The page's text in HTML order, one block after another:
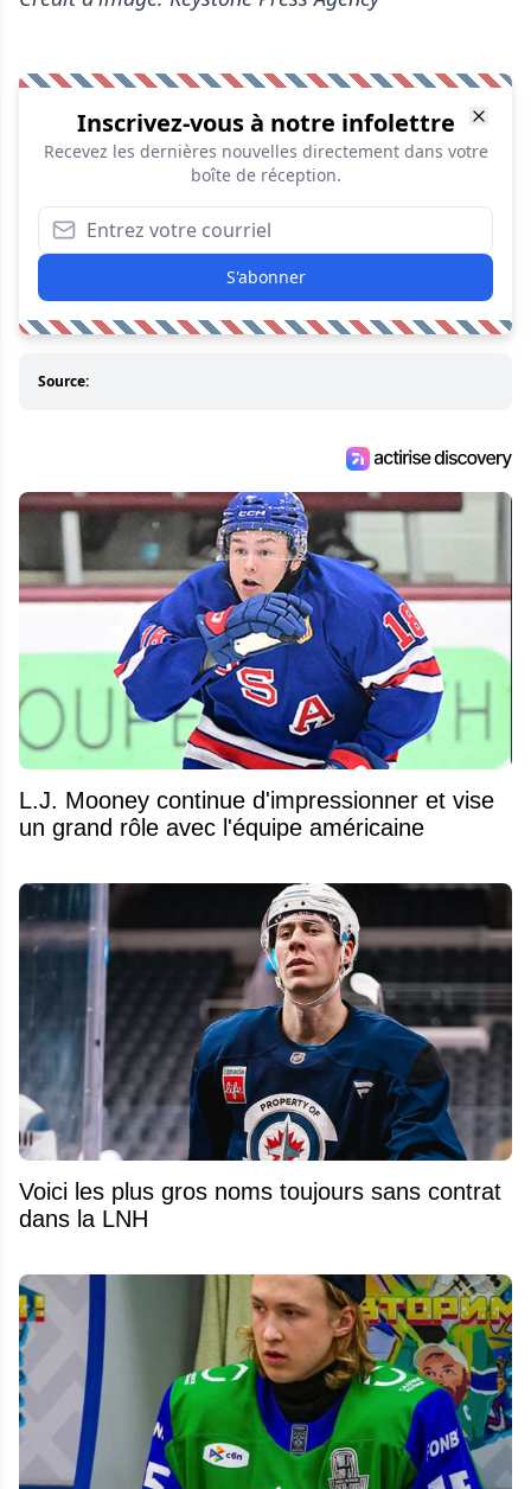
Inscrivez-vous à notre infolettre
Recevez les dernières nouvelles directement dans votre
boîte de réception.
S'abonner
Source:
L.J. Mooney continue d'impressionner et vise
un grand rôle avec l'équipe américaine
Voici les plus gros noms toujours sans contrat
dans la LNH